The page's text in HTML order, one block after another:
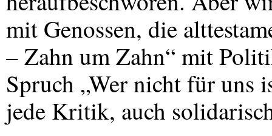
mit Genossen, die
– Zahn um Zahn“ mit
Spruch „Wer nicht für uns
jede Kritik, auch